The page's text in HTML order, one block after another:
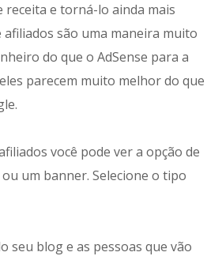
receita e torná-lo ainda mais
afiliados são uma maneira muito
do que o AdSense para a
parecem muito melhor do que
você pode ver a opção de
um banner. Selecione o tipo
seu blog e as pessoas que vão